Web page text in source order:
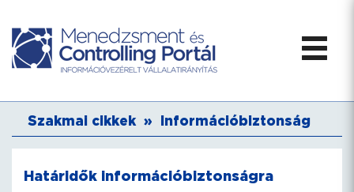
Szakmai cikkek » Információbiztonság
Határidők információbiztonságra